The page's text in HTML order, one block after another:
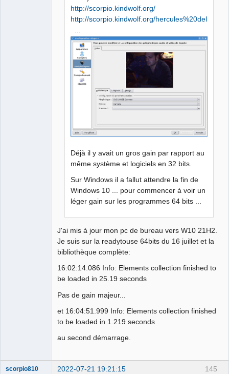
http://scorpio.kindwolf.org/
http://scorpio.kindwolf.org/
Déjà il y avait un gros gain par rapport au
même système et logiciels en 32 bits.
Sur Windows il a fallut attendre la fin de
Windows 10 ... pour commencer à voir un
léger gain sur les programmes 64 bits ...
J'ai mis à jour mon pc de bureau vers W10 21H2.
Je suis sur la readytouse 64bits du 16 juillet et la
bibliothèque complète:
16:02:14.086 Info: Elements collection finished to
be loaded in 25.19 seconds
Pas de gain majeur...
et 16:04:51.999 Info: Elements collection finished
to be loaded in 1.219 seconds
au second démarrage.
145
scorpio810 2022-07-21 19:21:15